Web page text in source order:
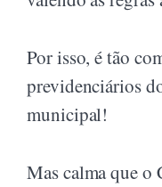
Por isso, é tão
previdenciários
municipal!
Mas calma que o